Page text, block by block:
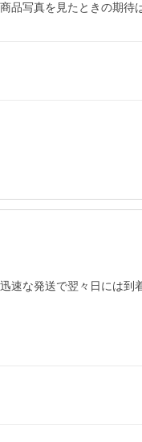
写真を見たときの期待
な発送で翌々日には到